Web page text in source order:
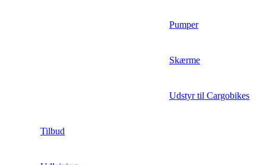
Pumper
Skærme
Udstyr til Cargobikes
Tilbud